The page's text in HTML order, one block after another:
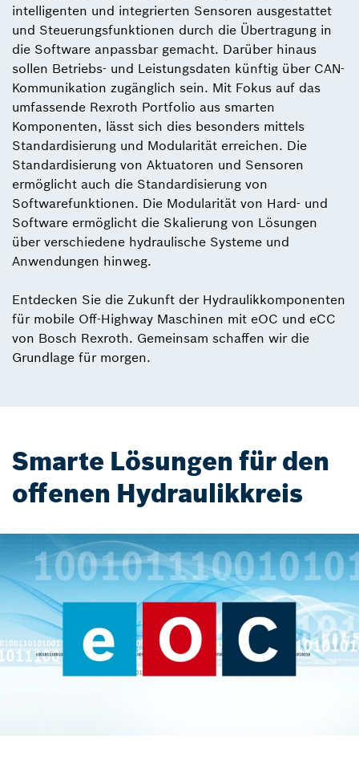
intelligenten und integrierten Sensoren ausgestattet
und Steuerungsfunktionen durch die Übertragung in
die Software anpassbar gemacht. Darüber hinaus
sollen Betriebs- und Leistungsdaten künftig über CAN-
Kommunikation zugänglich sein. Mit Fokus auf das
umfassende Rexroth Portfolio aus smarten
Komponenten, lässt sich dies besonders mittels
Standardisierung und Modularität erreichen. Die
Standardisierung von Aktuatoren und Sensoren
ermöglicht auch die Standardisierung von
Softwarefunktionen. Die Modularität von Hard- und
Software ermöglicht die Skalierung von Lösungen
über verschiedene hydraulische Systeme und
Anwendungen hinweg.
Entdecken Sie die Zukunft der Hydraulikkomponenten
für mobile Off-Highway Maschinen mit eOC und eCC
von Bosch Rexroth. Gemeinsam schaffen wir die
Grundlage für morgen.
Smarte Lösungen für den
offenen Hydraulikkreis